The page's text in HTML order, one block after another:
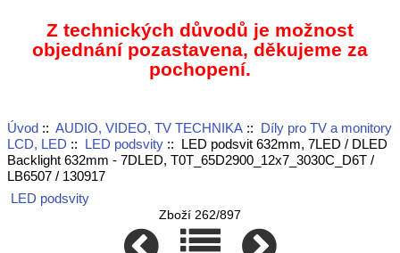
Z technických důvodů je možnost
objednání pozastavena, děkujeme za
pochopení.
Úvod:: AUDIO, VIDEO, TV TECHNIKA:: Díly pro TV a monitory
LCD, LED :: LED podsvity:: LED podsvit 632mm, 7LED / DLED
Backlight 632mm - 7DLED, T0T_65D2900_12x7_3030C_D6T /
LB6507 / 130917
LED podsvity
Zboží 262/897